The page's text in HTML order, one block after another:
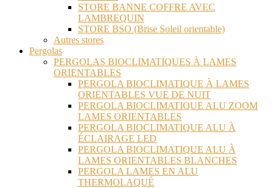
STORE BANNE COFFRE AVEC
LAMBREQUIN
STORE BSO (Brise Soleil orientable)
Autres stores
Pergolas
PERGOLAS BIOCLIMATIQUES À LAMES
ORIENTABLES
PERGOLA BIOCLIMATIQUE À LAMES
ORIENTABLES VUE DE NUIT
PERGOLA BIOCLIMATIQUE ALU ZOOM
LAMES ORIENTABLES
PERGOLA BIOCLIMATIQUE ALU À
ÉCLAIRAGE LED
PERGOLA BIOCLIMATIQUE ALU À
LAMES ORIENTABLES BLANCHES
PERGOLA LAMES EN ALU
THERMOLAQUÉ